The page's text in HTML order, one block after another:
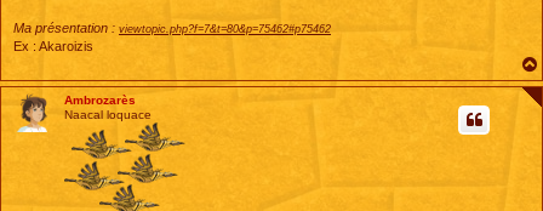
Ma présentation : viewtopic.php?f=7&t=80&p=75462#p75462
Ex : Akaroizis
Ambrozarès
Naacal loquace